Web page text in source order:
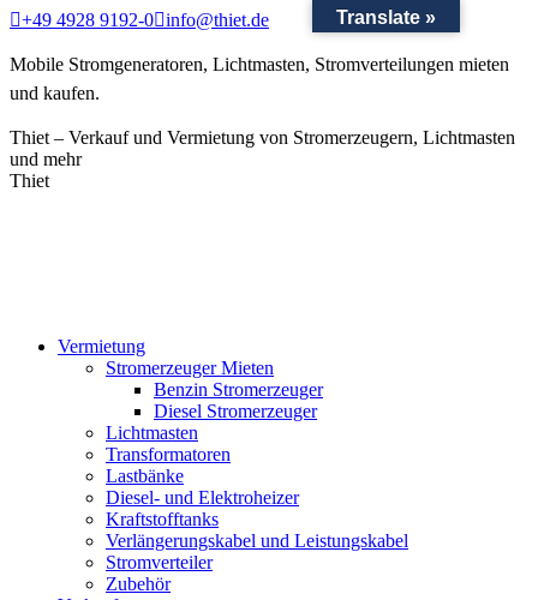
Zum
springen
+49 4928 9192-0 info@thiet.de
Mobile Stromgeneratoren, Lichtmasten, Stromverteilungen mieten
und kaufen.
Thiet – Verkauf und Vermietung von Stromerzeugern, Lichtmasten
und mehr
Thiet
Vermietung
Stromerzeuger Mieten
Benzin Stromerzeuger
Diesel Stromerzeuger
Lichtmasten
Transformatoren
Lastbänke
Diesel- und Elektroheizer
Kraftstofftanks
Verlängerungskabel und Leistungskabel
Stromverteiler
Zubehör
Translate »